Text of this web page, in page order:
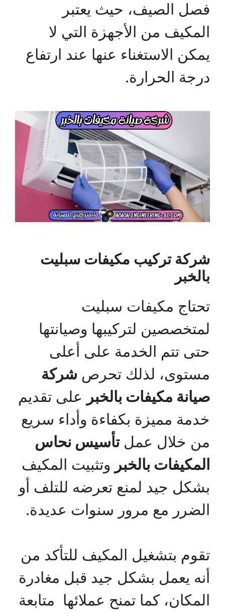
فصل الصيف، حيث يعتبر
المكيف من الأجهزة التي لا
يمكن الاستغناء عنها عند ارتفاع
درجة الحرارة.
شركة تركيب مكيفات سبليت
بالخبر
تحتاج مكيفات سبليت
لمتخصصين لتركيبها وصيانتها
حتى تتم الخدمة على أعلى
مستوى، لذلك تحرص شركة
صيانة مكيفات بالخبر على تقديم
خدمة مميزة بكفاءة وأداء سريع
من خلال عملتأسيس نحاس
المكيفات بالخبر وتثبيت المكيف
بشكل جيد لمنع تعرضه للتلف أو
الضرر مع مرور سنوات عديدة.
تقوم بتشغيل المكيف للتأكد من
أنه يعمل بشكل جيد قبل مغادرة
المكان، كما تمنح عملائها متابعة